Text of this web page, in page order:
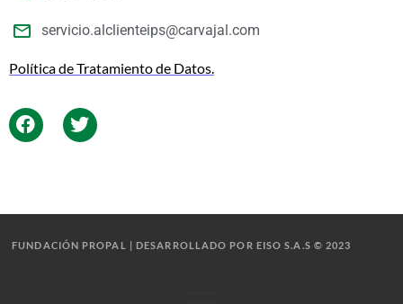
servicio.alclienteips@carvajal.com
Política de Tratamiento de Datos.
FUNDACIÓN PROPAL | DESARROLLADO POR EISO S.A.S © 2023